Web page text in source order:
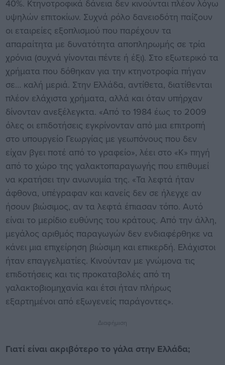
40%. Κτηνοτροφικά δάνεια δεν κινούνται πλέον λόγω
υψηλών επιτοκίων. Συχνά ρόλο δανειοδότη παίζουν
οι εταιρείες εξοπλισμού που παρέχουν τα
απαραίτητα με δυνατότητα αποπληρωμής σε τρία
χρόνια (συχνά γίνονται πέντε ή έξι). Στο εξωτερικό τα
χρήματα που δόθηκαν για την κτηνοτροφία πήγαν
σε… καλή μεριά. Στην Ελλάδα, αντίθετα, διατίθενται
πλέον ελάχιστα χρήματα, αλλά και όταν υπήρχαν
δίνονταν ανεξέλεγκτα. «Από το 1984 έως το 2009
όλες οι επιδοτήσεις εγκρίνονταν από μια επιτροπή
στο υπουργείο Γεωργίας με γεωπόνους που δεν
είχαν βγει ποτέ από το γραφείο», λέει στο «Κ» πηγή
από το χώρο της γαλακτοπαραγωγής που επιθυμεί
να κρατήσει την ανωνυμία της. «Τα λεφτά ήταν
άφθονα, υπέγραφαν και κανείς δεν σε ήλεγχε αν
ήσουν βιώσιμος, αν τα λεφτά έπιασαν τόπο. Αυτό
είναι το μερίδιο ευθύνης του κράτους. Από την άλλη,
μεγάλος αριθμός παραγωγών δεν ενδιαφέρθηκε να
κάνει μια επιχείρηση βιώσιμη και επικερδή. Ελάχιστοι
ήταν επαγγελματίες. Κινούνταν με γνώμονα τις
επιδοτήσεις και τις προκαταβολές από τη
γαλακτοβιομηχανία και έτσι ήταν πλήρως
εξαρτημένοι από εξωγενείς παράγοντες».
Διαφήμιση
Γιατί είναι ακριβότερο το γάλα στην Ελλάδα;